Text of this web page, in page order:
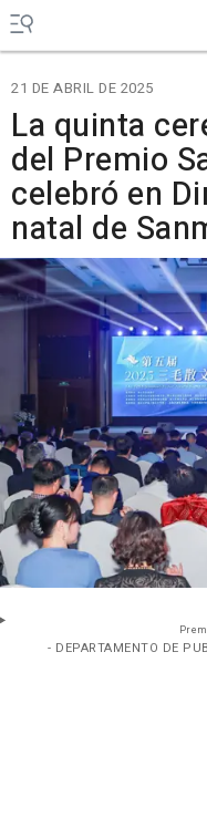
21 DE ABRIL DE 2025
La quinta
del Premio
celebró en
natal de
- DEPARTAMENTO DE